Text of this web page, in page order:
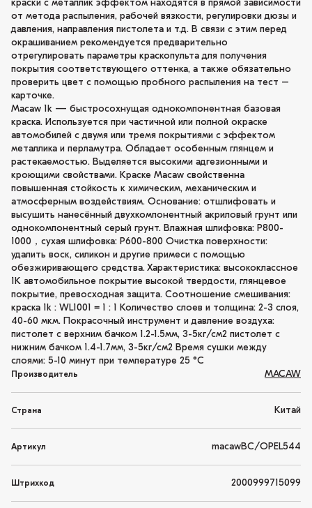
краски с металлик эффектом находятся в прямой зависимости
от метода распыления, рабочей вязкости, регулировки дюзы и
давления, направления пистолета и т.д. В связи с этим перед
окрашиванием рекомендуется предварительно
отрегулировать параметры краскопульта для получения
покрытия соответствующего оттенка, а также обязательно
проверить цвет с помощью пробного распыления на тест –
карточке.
Macaw 1k — быстросохнущая однокомпонентная базовая
краска. Используется при частичной или полной окраске
автомобилей с двумя или тремя покрытиями с эффектом
металлика и перламутра. Обладает особенным глянцем и
растекаемостью. Выделяется высокими адгезионными и
кроющими свойствами. Краске Macaw свойственна
повышенная стойкость к химическим, механическим и
атмосферным воздействиям. Основание: отшлифовать и
высушить нанесённый двухкомпонентный акриловый грунт или
однокомпонентный серый грунт. Влажная шлифовка: P800-
1000，сухая шлифовка: P600-800 Очистка поверхности:
удалить воск, силикон и другие примеси с помощью
обезжиривающего средства. Характеристика: высококлассное
1K автомобильное покрытие высокой твердости, глянцевое
покрытие, превосходная защита. Соотношение смешивания:
краска 1k : WL1001 = 1 : 1 Количество слоев и толщина: 2-3 слоя,
40-60 мкм. Покрасочный инструмент и давление воздуха:
пистолет с верхним бачком 1.2-1.5мм, 3-5кг/см2 пистолет с
нижним бачком 1.4-1.7мм, 3-5кг/см2 Время сушки между
слоями: 5-10 минут при температуре 25 °C
Производитель MACAW
Страна Китай
Артикул macawBC/OPEL544
Штрихкод 2000999715099